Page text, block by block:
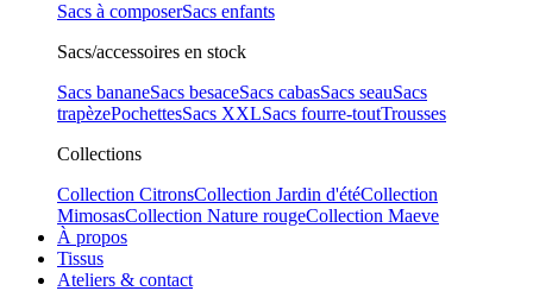
Sacs à composerSacs enfants
Sacs/accessoires en stock
Sacs bananeSacs besaceSacs cabasSacs seauSacs
trapèzePochettesSacs XXLSacs fourre-toutTrousses
Collections
Collection CitronsCollection Jardin d'étéCollection
MimosasCollection Nature rougeCollection Maeve
À propos
Tissus
Ateliers & contact